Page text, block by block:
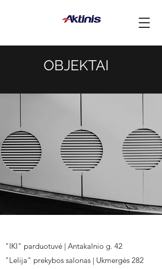
OBJEKTAI
"IKI" parduotuvė | Antakalnio g. 42
"Lelija" prekybos salonas | Ukmergės 282